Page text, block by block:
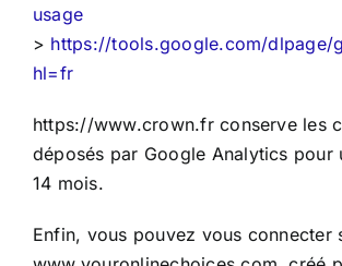
usage
> https://tools.google.com/dlpage/
hl=fr
https://www.crown.fr conserve les
déposés par Google Analytics pour
14 mois.
Enfin, vous pouvez vous connecter